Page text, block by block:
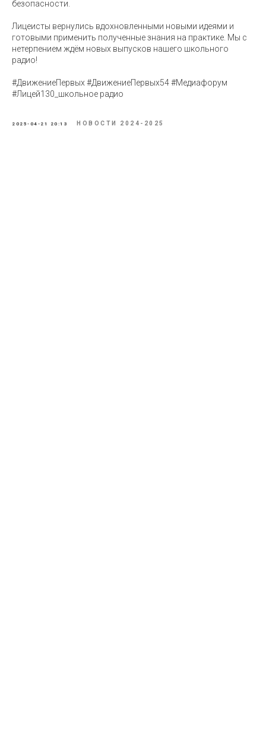
безопасности.
Лицеисты вернулись вдохновленными новыми идеями и
готовыми применить полученные знания на практике. Мы с
нетерпением ждём новых выпусков нашего школьного
радио!
#ДвижениеПервых #ДвижениеПервых54 #Медиафорум
#Лицей130_школьное радио
2025-04-21 20:13 НОВОСТИ 2024-2025